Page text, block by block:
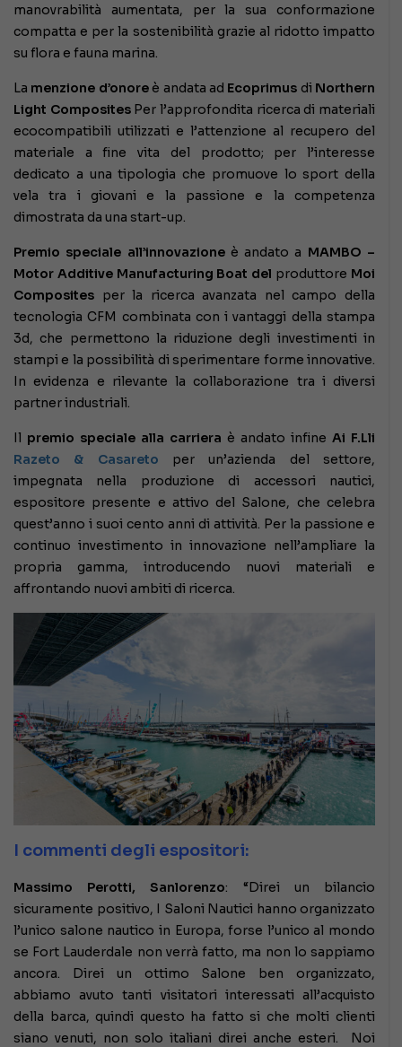
manovrabilità aumentata, per la sua conformazione
compatta e per la sostenibilità grazie al ridotto impatto
su flora e fauna marina.
La menzione d’onoreè andata ad Ecoprimus di Northern
Light CompositesPer l’approfondita ricerca di materiali
ecocompatibili utilizzati e l’attenzione al recupero del
materiale a fine vita del prodotto; per l’interesse
dedicato a una tipologia che promuove lo sport della
vela tra i giovani e la passione e la competenza
dimostrata da una start-up.
Premio speciale all’innovazioneè andato a MAMBO –
Motor Additive Manufacturing Boat del produttore Moi
Composites per la ricerca avanzata nel campo della
tecnologia CFM combinata con i vantaggi della stampa
3d, che permettono la riduzione degli investimenti in
stampi e la possibilità di sperimentare forme innovative.
In evidenza e rilevante la collaborazione tra i diversi
partner industriali.
Il premio speciale alla carriera è andato infine Ai F.Lli
Razeto & Casareto per un’azienda del settore,
impegnata nella produzione di accessori nautici,
espositore presente e attivo del Salone, che celebra
quest’anno i suoi cento anni di attività. Per la passione e
continuo investimento in innovazione nell’ampliare la
propria gamma, introducendo nuovi materiali e
affrontando nuovi ambiti di ricerca.
I commenti degli espositori:
Massimo Perotti, Sanlorenzo: “Direi un bilancio
sicuramente positivo, I Saloni Nautici hanno organizzato
l’unico salone nautico in Europa, forse l’unico al mondo
se Fort Lauderdale non verrà fatto, ma non lo sappiamo
ancora. Direi un ottimo Salone ben organizzato,
abbiamo avuto tanti visitatori interessati all’acquisto
della barca, quindi questo ha fatto si che molti clienti
siano venuti, non solo italiani direi anche esteri. Noi